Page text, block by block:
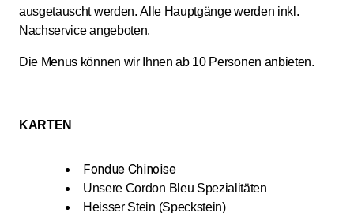
ausgetauscht werden. Alle Hauptgänge werden inkl.
Nachservice angeboten.
Die Menus können wir Ihnen ab 10 Personen anbieten.
KARTEN
Fondue Chinoise
Unsere Cordon Bleu Spezialitäten
Heisser Stein (Speckstein)